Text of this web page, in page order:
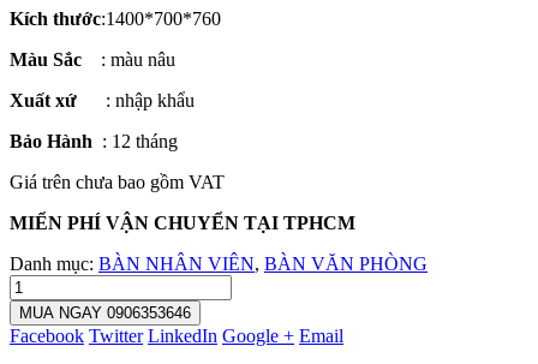
Kích thước:1400*700*760
Màu Sắc : màu nâu
Xuất xứ : nhập khẩu
Bảo Hành : 12 tháng
Giá trên chưa bao gồm VAT
MIỂN PHÍ VẬN CHUYỂN TẠI TPHCM
Danh mục: BÀN NHÂN VIÊN, BÀN VĂN PHÒNG
MUA NGAY 0906353646
Facebook Twitter LinkedIn Google + Email